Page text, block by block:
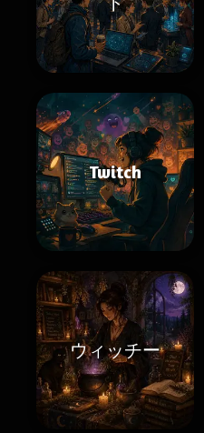
Twitch
ウィッチー